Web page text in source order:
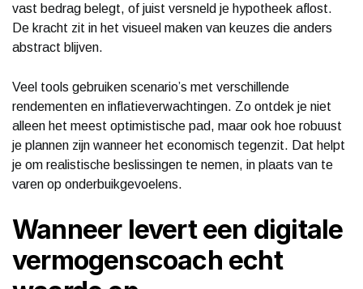
vast bedrag belegt, of juist versneld je hypotheek aflost.
De kracht zit in het visueel maken van keuzes die anders
abstract blijven.
Veel tools gebruiken scenario’s met verschillende
rendementen en inflatieverwachtingen. Zo ontdek je niet
alleen het meest optimistische pad, maar ook hoe robuust
je plannen zijn wanneer het economisch tegenzit. Dat helpt
je om realistische beslissingen te nemen, in plaats van te
varen op onderbuikgevoelens.
Wanneer levert een digitale
vermogenscoach echt